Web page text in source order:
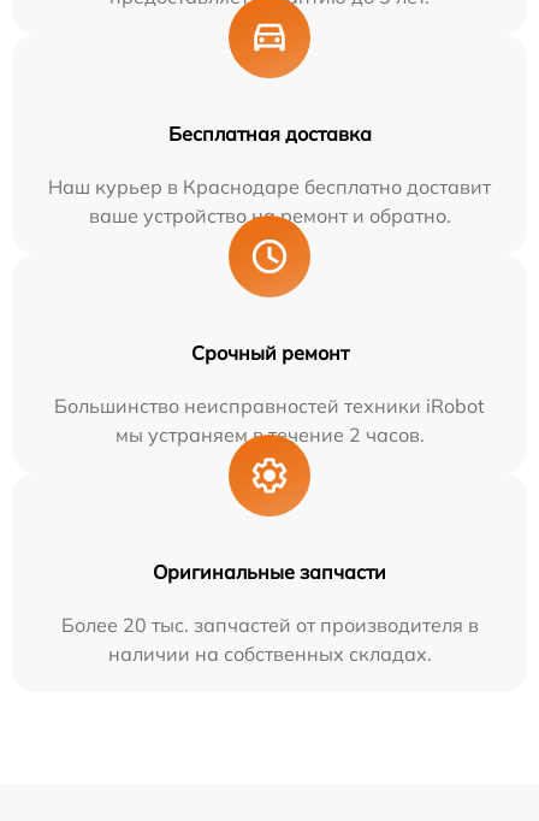
Бесплатная доставка
Наш курьер в Краснодаре бесплатно доставит
ваше устройство на ремонт и обратно.
Срочный ремонт
Большинство неисправностей техники iRobot
мы устраняем в течение 2 часов.
Оригинальные запчасти
Более 20 тыс. запчастей от производителя в
наличии на собственных складах.